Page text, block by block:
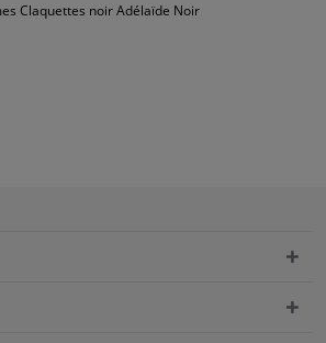
Claquettes noir Adélaïde Noir